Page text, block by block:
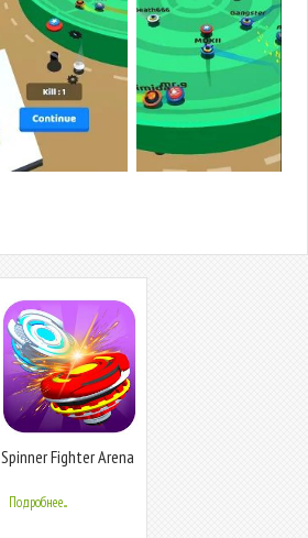
Spinner Fighter Arena
Подробнее...